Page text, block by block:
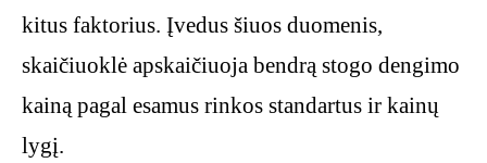
kitus faktorius. Įvedus šiuos duomenis,
skaičiuoklė apskaičiuoja bendrą stogo dengimo
kainą pagal esamus rinkos standartus ir kainų
lygį.